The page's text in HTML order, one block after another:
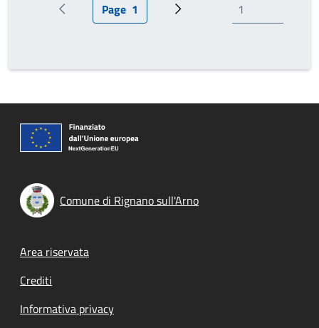
Pagina precedentePagina attuale
Page 1 Prossima pagina
Comune di Rignano sull'Arno
Footer menu
Area riservata
Crediti
Informativa privacy